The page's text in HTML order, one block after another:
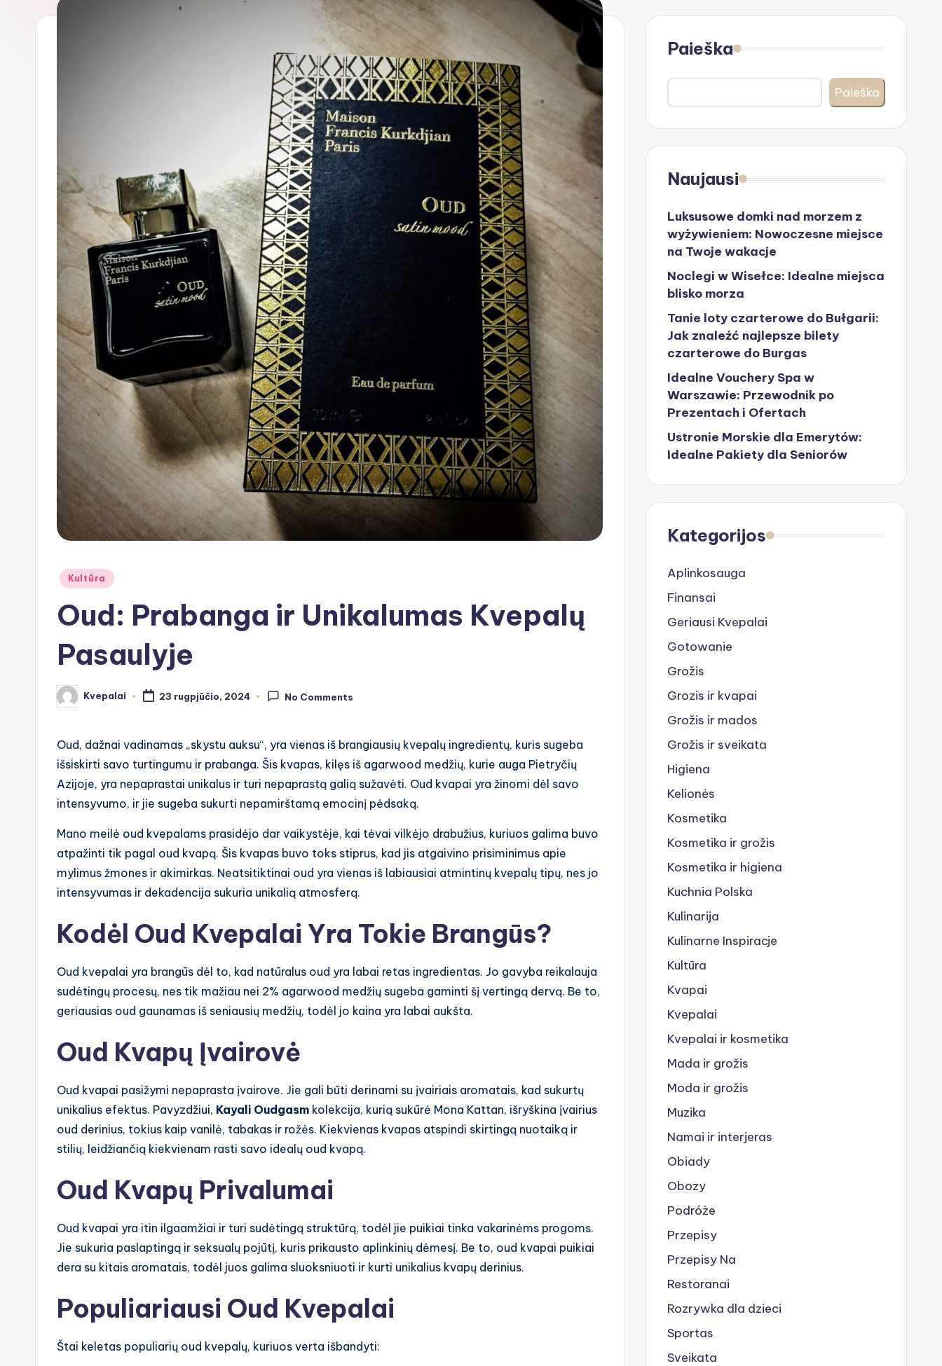
Posted
Kultūra
Oud: Prabanga ir Unikalumas Kvepalų
Pasaulyje
Posted
by
Kvepalai 23 rugpjūčio, 2024 No Comments
Oud, dažnai vadinamas „skystu auksu“, yra vienas iš brangiausių kvepalų ingredientų, kuris sugeba
išsiskirti savo turtingumu ir prabanga. Šis kvapas, kilęs iš agarwood medžių, kurie auga Pietryčių
Azijoje, yra nepaprastai unikalus ir turi nepaprastą galią sužavėti. Oud kvapai yra žinomi dėl savo
intensyvumo, ir jie sugeba sukurti nepamirštamą emocinį pėdsaką.
Mano meilė oud kvepalams prasidėjo dar vaikystėje, kai tėvai vilkėjo drabužius, kuriuos galima buvo
atpažinti tik pagal oud kvapą. Šis kvapas buvo toks stiprus, kad jis atgaivino prisiminimus apie
mylimus žmones ir akimirkas. Neatsitiktinai oud yra vienas iš labiausiai atmintinų kvepalų tipų, nes jo
intensyvumas ir dekadencija sukuria unikalią atmosferą.
Kodėl Oud Kvepalai Yra Tokie Brangūs?
Oud kvepalai yra brangūs dėl to, kad natūralus oud yra labai retas ingredientas. Jo gavyba reikalauja
sudėtingų procesų, nes tik mažiau nei 2% agarwood medžių sugeba gaminti šį vertingą dervą. Be to,
geriausias oud gaunamas iš seniausių medžių, todėl jo kaina yra labai aukšta.
Oud Kvapų Įvairovė
Oud kvapai pasižymi nepaprasta įvairove. Jie gali būti derinami su įvairiais aromatais, kad sukurtų
unikalius efektus. Pavyzdžiui, Kayali Oudgasm kolekcija, kurią sukūrė Mona Kattan, išryškina įvairius
oud derinius, tokius kaip vanilė, tabakas ir rožės. Kiekvienas kvapas atspindi skirtingą nuotaiką ir
stilių, leidžiančią kiekvienam rasti savo idealų oud kvapą.
Oud Kvapų Privalumai
Oud kvapai yra itin ilgaamžiai ir turi sudėtingą struktūrą, todėl jie puikiai tinka vakarinėms progoms.
Jie sukuria paslaptingą ir seksualų pojūtį, kuris prikausto aplinkinių dėmesį. Be to, oud kvapai puikiai
dera su kitais aromatais, todėl juos galima sluoksniuoti ir kurti unikalius kvapų derinius.
Populiariausi Oud Kvepalai
Štai keletas populiarių oud kvepalų, kuriuos verta išbandyti:
Paieška
Paieška
Naujausi
Luksusowe domki nad morzem z
wyżywieniem: Nowoczesne miejsce
na Twoje wakacje
Noclegi w Wisełce: Idealne miejsca
blisko morza
Tanie loty czarterowe do Bułgarii:
Jak znaleźć najlepsze bilety
czarterowe do Burgas
Idealne Vouchery Spa w
Warszawie: Przewodnik po
Prezentach i Ofertach
Ustronie Morskie dla Emerytów:
Idealne Pakiety dla Seniorów
Kategorijos
Aplinkosauga
Finansai
Geriausi Kvepalai
Gotowanie
Grožis
Grozis ir kvapai
Grožis ir mados
Grožis ir sveikata
Higiena
Kelionės
Kosmetika
Kosmetika ir grožis
Kosmetika ir higiena
Kuchnia Polska
Kulinarija
Kulinarne Inspiracje
Kultūra
Kvapai
Kvepalai
Kvepalai ir kosmetika
Mada ir grožis
Moda ir grožis
Muzika
Namai ir interjeras
Obiady
Obozy
Podróże
Przepisy
Przepisy Na
Restoranai
Rozrywka dla dzieci
Sportas
Sveikata